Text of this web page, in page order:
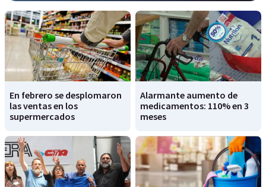
En febrero se desplomaron
las ventas en los
supermercados
Alarmante aumento de
medicamentos: 110% en 3
meses